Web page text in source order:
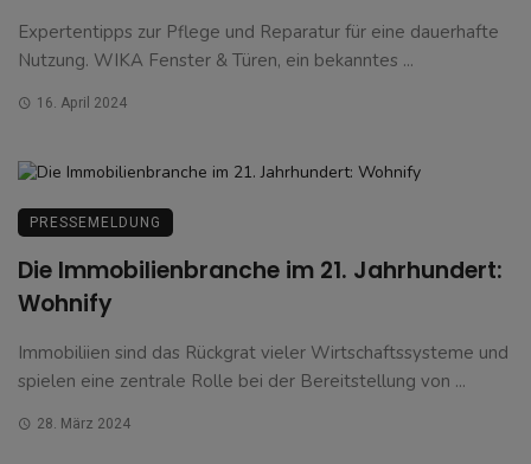
Expertentipps zur Pflege und Reparatur für eine dauerhafte
Nutzung. WIKA Fenster & Türen, ein bekanntes ...
16. April 2024
PRESSEMELDUNG
Die Immobilienbranche im 21. Jahrhundert:
Wohnify
Immobiliien sind das Rückgrat vieler Wirtschaftssysteme und
spielen eine zentrale Rolle bei der Bereitstellung von ...
28. März 2024